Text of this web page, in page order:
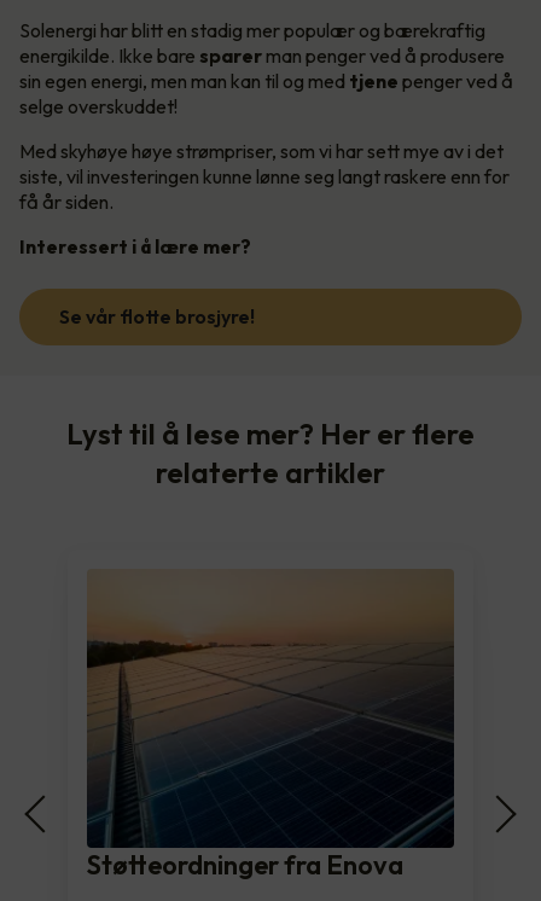
Solenergi har blitt en stadig mer populær og bærekraftig
energikilde. Ikke bare sparer man penger ved å produsere
sin egen energi, men man kan til og med tjene penger ved å
selge overskuddet!
Med skyhøye høye strømpriser, som vi har sett mye av i det
siste, vil investeringen kunne lønne seg langt raskere enn for
få år siden.
Interessert i å lære mer?
Se vår flotte brosjyre!
Lyst til å lese mer? Her er flere
relaterte artikler
Støtteordninger fra Enova